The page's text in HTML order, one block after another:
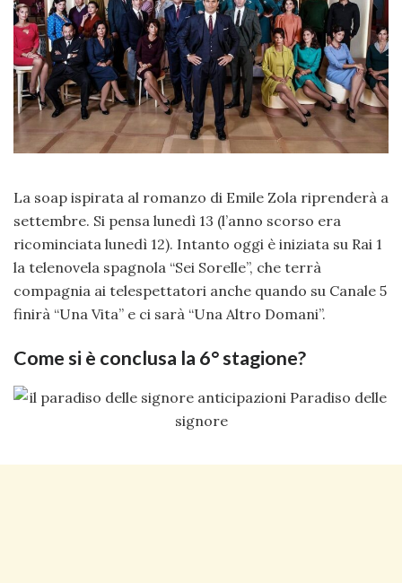
La soap ispirata al romanzo di Emile Zola riprenderà a
settembre. Si pensa lunedì 13 (l’anno scorso era
ricominciata lunedì 12). Intanto oggi è iniziata su Rai 1
la telenovela spagnola “Sei Sorelle”, che terrà
compagnia ai telespettatori anche quando su Canale 5
finirà “Una Vita” e ci sarà “Una Altro Domani”.
Come si è conclusa la 6° stagione?